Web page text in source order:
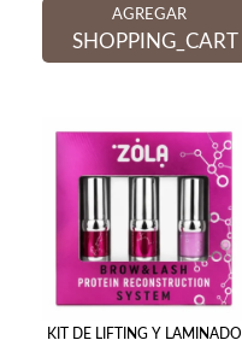
AGREGAR
SHOPPING_CART
KIT DE LIFTING Y LAMINADO